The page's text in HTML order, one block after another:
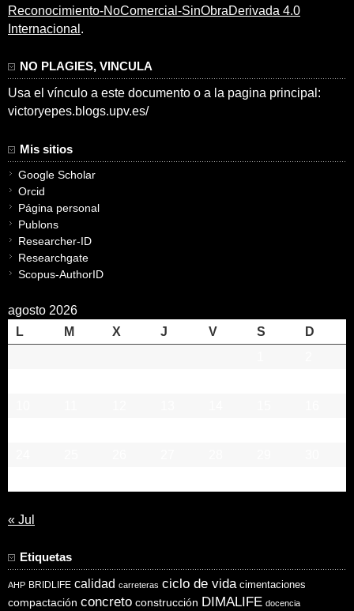
Reconocimiento-NoComercial-SinObraDerivada 4.0
Internacional .
NO PLAGIES, VINCULA
Usa el vínculo a este documento o a la pagina principal:
victoryepes.blogs.upv.es/
Mis sitios
Google Scholar
Orcid
Página personal
Publons
Researcher-ID
Researchgate
Scopus-AuthorID
agosto 2026
L
M X J V S
D
« Jul
Etiquetas
AHP BRIDLIFE calidad carreteras ciclo de vida cimentaciones
compactación concreto construcción DIMALIFE docencia